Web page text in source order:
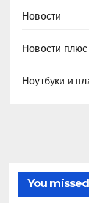
Новости
Новости плюс
Ноутбуки и
You missed